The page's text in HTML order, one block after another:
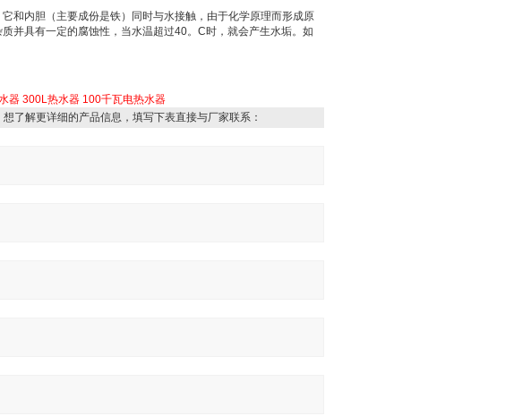
和内胆（主要成份是铁）同时与水接触，由于化学原理而形成原
并具有一定的腐蚀性，当水温超过40。 C时，就会产生水垢。如
器 300L热水器 100千瓦电热水器
想了解更详细的产品信息，填写下表直接与厂家联系：